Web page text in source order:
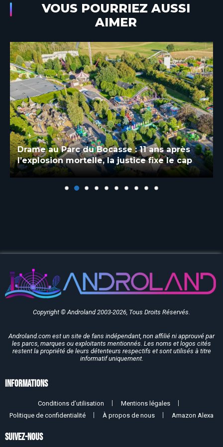
VOUS POURRIEZ AUSSI
AIMER
Drame au Parc du Bocasse : 11 ans après
l’explosion mortelle, la justice fixe le cap
Copyright © Androland 2003-2026, Tous Droits Réservés.
Androland.com est un site de fans indépendant, non affilié ni approuvé par
les parcs, marques ou exploitants mentionnés. Les noms et logos cités
restent la propriété de leurs détenteurs respectifs et sont utilisés à titre
informatif uniquement.
Informations
Conditions d’utilisation
Mentions légales
Politique de confidentialité
À propos de nous Amazon Alexa
SUIVEZ-NOUS